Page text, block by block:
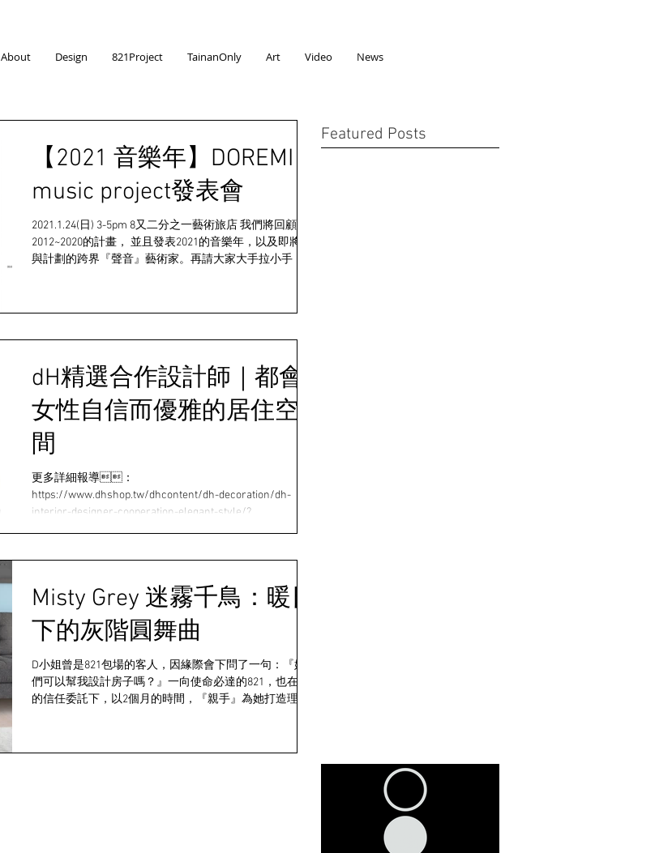
About Design 821Project TainanOnly Art Video News
【2021 音樂年】DOREMI
music project發表會
2021.1.24(日) 3-5pm 8又二分之一藝術旅店 我們將回顧
2012~2020的計畫， 並且發表2021的音樂年，以及即將參
與計劃的跨界『聲音』藝術家。再請大家大手拉小手，來
dH精選合作設計師｜都會
女性自信而優雅的居住空
間
更多詳細報導：
https://www.dhshop.tw/dhcontent/dh-decoration/dh-
interior-designer-cooperation-elegant-style/?
Misty Grey 迷霧千鳥：暖日
下的灰階圓舞曲
D小姐曾是821包場的客人，因緣際會下問了一句：『妳
們可以幫我設計房子嗎？』一向使命必達的821，也在她
的信任委託下，以2個月的時間，『親手』為她打造理想
團隊，非得提供另一...
Featured Posts